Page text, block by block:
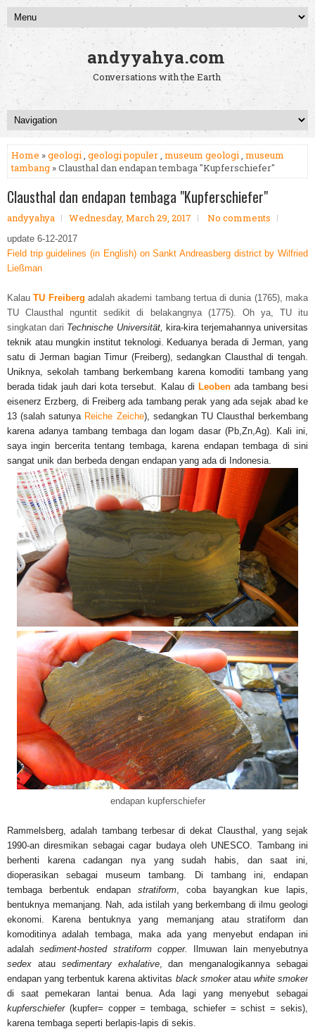
andyyahya.com
Conversations with the Earth
Home »geologi, geologi populer, museum geologi, museum
tambang » Clausthal dan endapan tembaga "Kupferschiefer"
Clausthal dan endapan tembaga "Kupferschiefer"
andyyahya Wednesday, March 29, 2017 No comments
update 6-12-2017
Field trip guidelines (in English) on Sankt Andreasberg district by Wilfried
Ließman
KalauTU Freiberg adalah akademi tambang tertua di dunia (1765), maka
TU Clausthal nguntit sedikit di belakangnya (1775). Oh ya, TU itu
singkatan dari Technische Universität, kira-kira terjemahannya universitas
teknik atau mungkin institut teknologi. Keduanya berada di Jerman, yang
satu di Jerman bagian Timur (Freiberg), sedangkan Clausthal di tengah.
Uniknya, sekolah tambang berkembang karena komoditi tambang yang
berada tidak jauh dari kota tersebut. Kalau di Leobenada tambang besi
eisenerz Erzberg, di Freiberg ada tambang perak yang ada sejak abad ke
13 (salah satunya Reiche Zeiche), sedangkan TU Clausthal berkembang
karena adanya tambang tembaga dan logam dasar (Pb,Zn,Ag). Kali ini,
saya ingin bercerita tentang tembaga, karena endapan tembaga di sini
sangat unik dan berbeda dengan endapan yang ada di Indonesia.
endapan kupferschiefer
Rammelsberg, adalah tambang terbesar di dekat Clausthal, yang sejak
1990-an diresmikan sebagai cagar budaya oleh UNESCO. Tambang ini
berhenti karena cadangan nya yang sudah habis, dan saat ini,
dioperasikan sebagai museum tambang. Di tambang ini, endapan
tembaga berbentuk endapan stratiform, coba bayangkan kue lapis,
bentuknya memanjang. Nah, ada istilah yang berkembang di ilmu geologi
ekonomi. Karena bentuknya yang memanjang atau stratiform dan
komoditinya adalah tembaga, maka ada yang menyebut endapan ini
adalahsediment-hosted stratiform copper.
Ilmuwan lain menyebutnya
sedex atau sedimentary exhalative, dan menganalogikannya sebagai
endapan yang terbentuk karena aktivitas black smoker atau white smoker
di saat pemekaran lantai benua. Ada lagi yang menyebut sebagai
kupferschiefer (kupfer= copper = tembaga, schiefer = schist = sekis),
karena tembaga seperti berlapis-lapis di sekis.